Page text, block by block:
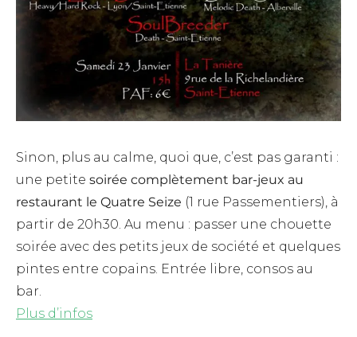
Sinon, plus au calme, quoi que, c’est pas garanti :
une petite soirée complètement bar-jeux au
restaurant le Quatre Seize (1 rue Passementiers), à
partir de 20h30. Au menu : passer une chouette
soirée avec des petits jeux de société et quelques
pintes entre copains. Entrée libre, consos au
bar.
Plus d’infos